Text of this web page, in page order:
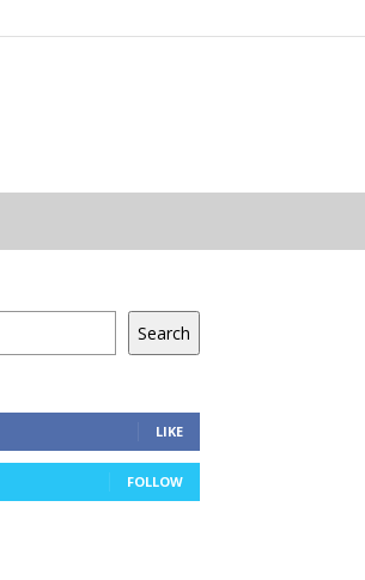
Search
LIKE
FOLLOW